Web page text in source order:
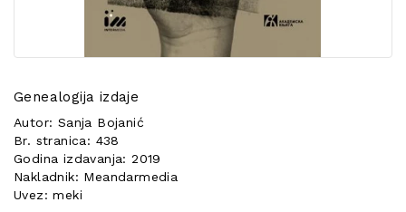
Genealogija izdaje
Autor: Sanja Bojanić
Br. stranica: 438
Godina izdavanja: 2019
Nakladnik: Meandarmedia
Uvez: meki